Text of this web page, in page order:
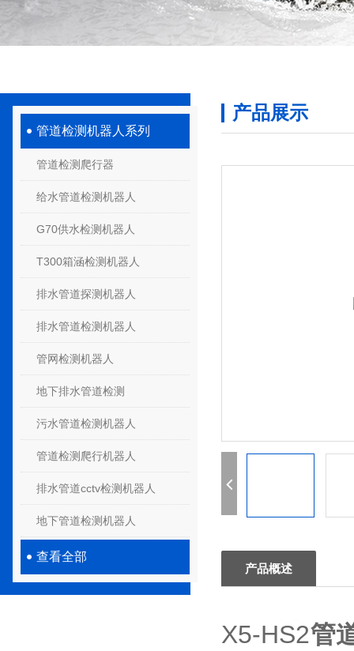
管道检测机器人系列
管道检测爬行器
给水管道检测机器人
G70供水检测机器人
T300箱涵检测机器人
排水管道探测机器人
排水管道检测机器人
管网检测机器人
地下排水管道检测
污水管道检测机器人
管道检测爬行机器人
排水管道cctv检测机器人
地下管道检测机器人
查看全部
产品展示
产品概述
X5-HS2管